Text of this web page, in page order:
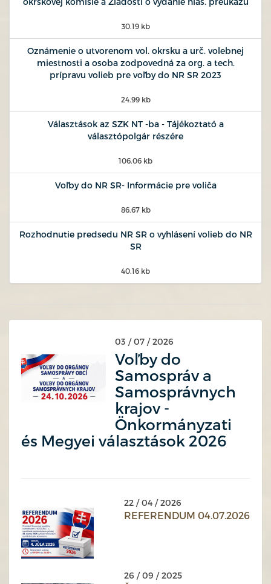
30.19 kb
Oznámenie o utvorenom vol. okrsku a urč. volebnej
miestnosti a osoba zodpovedná za org. a tech.
prípravu volieb pre voľby do NR SR 2023
24.99 kb
Választások az SZK NT -ba - Tájékoztató a
választópolgár részére
106.06 kb
Voľby do NR SR- Informácie pre voliča
86.67 kb
Rozhodnutie predsedu NR SR o vyhlásení volieb do NR
SR
40.16 kb
03 / 07 / 2026
Voľby do
Samospráv a
Samosprávnych
krajov -
Önkormányzati
és Megyei választások 2026
22 / 04 / 2026
REFERENDUM 04.07.2026
26 / 09 / 2025